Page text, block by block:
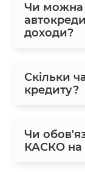
Чи
доходи?
Скільки
кредиту?
Чи
КАСКО на